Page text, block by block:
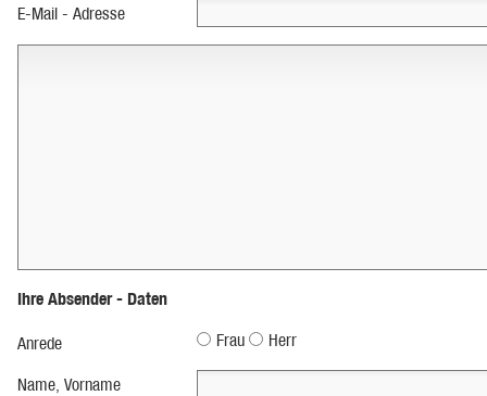
E-Mail - Adresse
Ihre Absender - Daten
Anrede Frau Herr
Name, Vorname